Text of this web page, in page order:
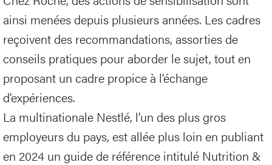
ainsi menées depuis plusieurs années. Les cadres
reçoivent des recommandations, assorties de
conseils pratiques pour aborder le sujet, tout en
proposant un cadre propice à l’échange
d’expériences.
La multinationale Nestlé, l’un des plus gros
employeurs du pays, est allée plus loin en publiant
en 2024 un guide de référence intitulé Nutrition &